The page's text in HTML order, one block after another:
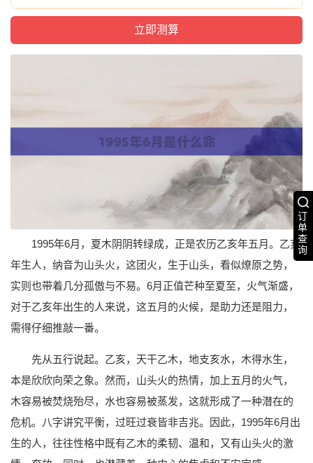
订
单
查
询
1995年6月，夏木阴阴转绿成，正是农历乙亥年五月。乙亥
年生人，纳音为山头火，这团火，生于山头，看似燎原之势，
实则也带着几分孤傲与不易。6月正值芒种至夏至，火气渐盛，
对于乙亥年出生的人来说，这五月的火候，是助力还是阻力，
需得仔细推敲一番。
先从五行说起。乙亥，天干乙木，地支亥水，木得水生，
本是欣欣向荣之象。然而，山头火的热情，加上五月的火气，
木容易被焚烧殆尽，水也容易被蒸发，这就形成了一种潜在的
危机。八字讲究平衡，过旺过衰皆非吉兆。因此，1995年6月出
生的人，往往性格中既有乙木的柔韧、温和，又有山头火的激